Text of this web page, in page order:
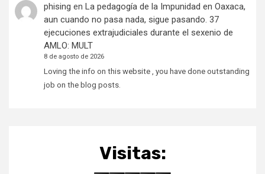
phising en La pedagogía de la Impunidad en Oaxaca,
aun cuando no pasa nada, sigue pasando. 37
ejecuciones extrajudiciales durante el sexenio de
AMLO: MULT
8 de agosto de 2026
Loving the info on this website , you have done outstanding
job on the blog posts.
Visitas: